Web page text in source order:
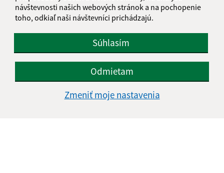
návštevnosti našich webových stránok a na pochopenie
toho, odkiaľ naši návštevníci prichádzajú.
Súhlasím
Odmietam
Zmeniť moje nastavenia
IČO: 00328944